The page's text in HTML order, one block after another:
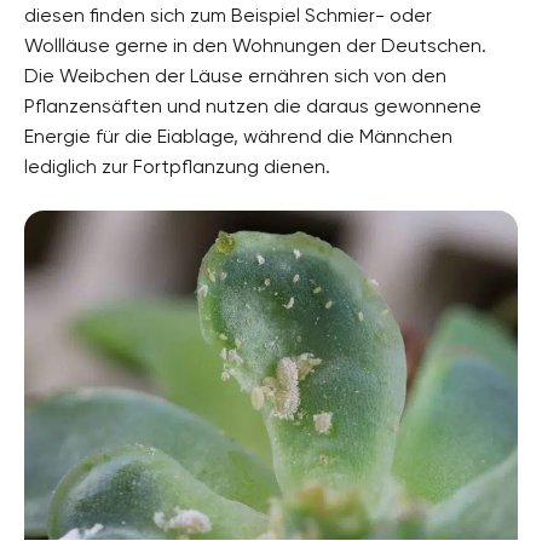
diesen finden sich zum Beispiel Schmier- oder
Wollläuse gerne in den Wohnungen der Deutschen.
Die Weibchen der Läuse ernähren sich von den
Pflanzensäften und nutzen die daraus gewonnene
Energie für die Eiablage, während die Männchen
lediglich zur Fortpflanzung dienen.